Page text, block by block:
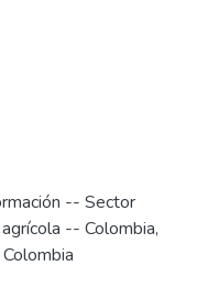
-- Sector
-- Colombia,